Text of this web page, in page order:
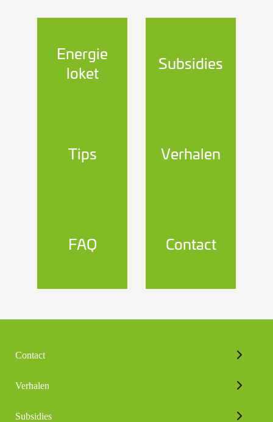
Energie
loket
Subsidies
Tips Verhalen
FAQ Contact
Contact
Verhalen
Subsidies